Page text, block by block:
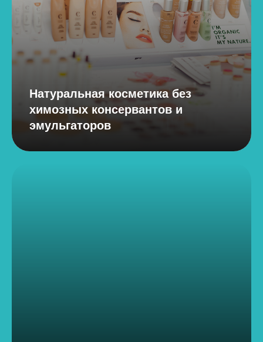
Натуральная косметика без
химозных консервантов и
эмульгаторов